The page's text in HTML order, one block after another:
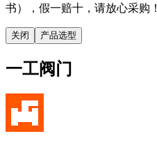
书），假一赔十，请放心采购！
关闭 产品选型
一工阀门